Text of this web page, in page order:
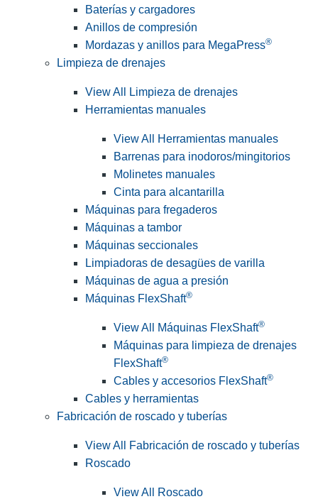
Baterías y cargadores
Anillos de compresión
Mordazas y anillos para MegaPress®
Limpieza de drenajes
View All Limpieza de drenajes
Herramientas manuales
View All Herramientas manuales
Barrenas para inodoros/mingitorios
Molinetes manuales
Cinta para alcantarilla
Máquinas para fregaderos
Máquinas a tambor
Máquinas seccionales
Limpiadoras de desagües de varilla
Máquinas de agua a presión
Máquinas FlexShaft®
View All Máquinas FlexShaft®
Máquinas para limpieza de drenajes
FlexShaft®
Cables y accesorios FlexShaft®
Cables y herramientas
Fabricación de roscado y tuberías
View All Fabricación de roscado y tuberías
Roscado
View All Roscado